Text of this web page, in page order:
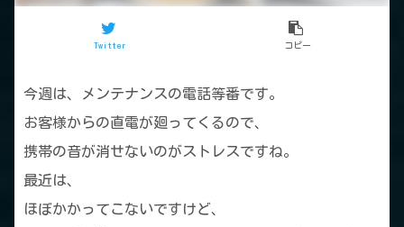
Twitter コピー
今週は、メンテナンスの電話等番です。
お客様からの直電が廻ってくるので、
携帯の音が消せないのがストレスですね。
最近は、
ほぼかかってこないですけど、